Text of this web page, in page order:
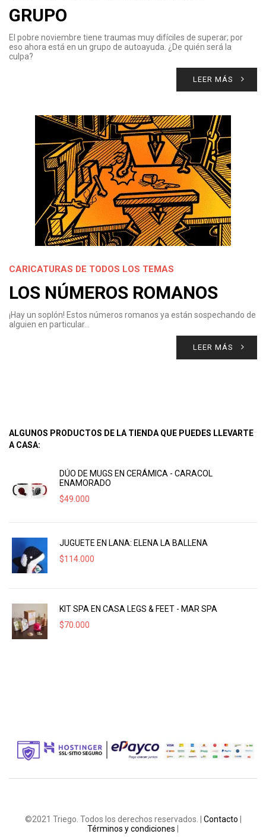
GRUPO
El pobre noviembre tiene traumas muy difíciles de superar; por
eso ahora está en un grupo de autoayuda. ¿De quién será la
culpa?
LEER MÁS
CARICATURAS DE TODOS LOS TEMAS
LOS NÚMEROS ROMANOS
¡Hay un soplón! Estos números romanos ya están sospechando de
alguien en particular…
LEER MÁS
ALGUNOS PRODUCTOS DE LA TIENDA QUE PUEDES LLEVARTE
A CASA:
DÚO DE MUGS EN CERÁMICA - CARACOL
ENAMORADO
$49.000
JUGUETE EN LANA: ELENA LA BALLENA
$114.000
KIT SPA EN CASA LEGS & FEET - MAR SPA
$70.000
©2021 Triego. Todos los derechos reservados. | Contacto
Términos y condiciones